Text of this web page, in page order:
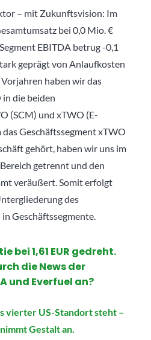
– mit Zukunftsvision: Im
bei 0,0 Mio. €
EBITDA betrug -0,1
geprägt von Anlaufkosten
haben wir das
die beiden
(SCM) und xTWO (E-
Geschäftssegment xTWO
gehört, haben wir uns im
getrennt und den
veräußert. Somit erfolgt
des
Geschäftssegmente.
bei 1,61 EUR gedreht.
die News der
und Everfuel an?
vierter US-Standort steht –
Gestalt an.